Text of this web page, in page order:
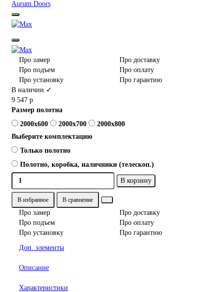
Aurum Doors
Про замер
Про доставку
Про подъем
Про оплату
Про установку
Про гарантию
В наличии ✓
9 547 р
Размер полотна
2000x600
2000x700
2000x800
Выберите комплектацию
Только полотно
Полотно, коробка, наличники (телескоп.)
В корзину
В избранное В сравнение
Про замер
Про доставку
Про подъем
Про оплату
Про установку
Про гарантию
Доп. элементы
Описание
Характеристики